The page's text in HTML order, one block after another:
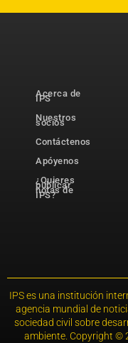
Acerca de
IPS
Nuestros
socios
Contáctenos
Apóyenos
¿Quieres
publicar
notas de
IPS?
IPS es una institución
agencia mundial de
sociedad civil sobre
ambiente. Copyright ©